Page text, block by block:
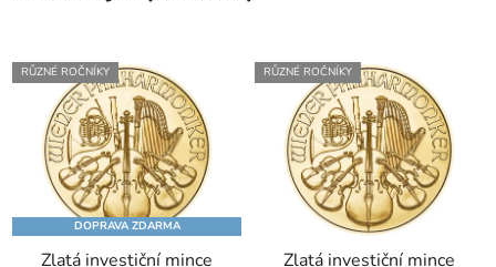
RŮZNÉ ROČNÍKY
DOPRAVA ZDARMA
Zlatá investiční mince
RŮZNÉ ROČNÍKY
Zlatá investiční mince